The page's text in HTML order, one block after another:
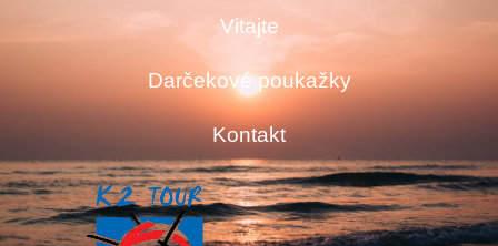
Vitajte
Darčekové poukažky
Kontakt